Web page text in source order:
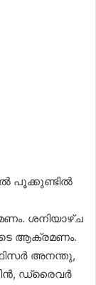
പൂക്കുണ്ടിൽ
ശനിയാഴ്ച
ആക്രമണം.
അനന്തു,
ഡ്രൈവർ